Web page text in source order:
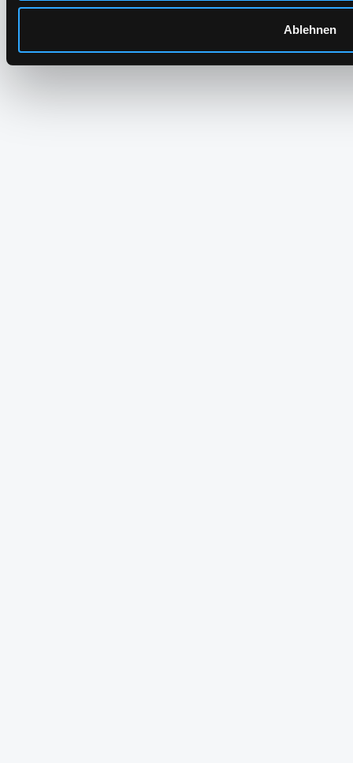
Ablehnen